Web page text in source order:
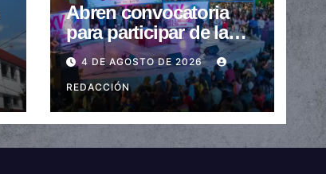
Abren convocatoria
para participar de la
XVI Feria del Libro de
Salta
4 DE AGOSTO DE 2026
REDACCIÓN